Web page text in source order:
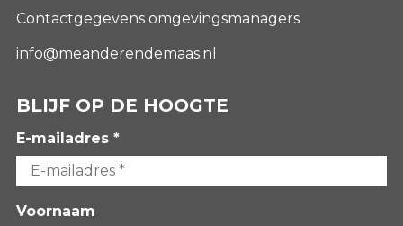
Contactgegevens omgevingsmanagers
info@meanderendemaas.nl
BLIJF OP DE HOOGTE
E-mailadres *
Voornaam